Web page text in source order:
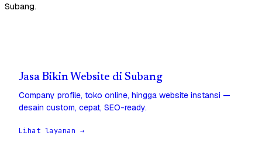
Subang.
Jasa Bikin Website di Subang
Company profile, toko online, hingga website instansi —
desain custom, cepat, SEO-ready.
Lihat layanan →